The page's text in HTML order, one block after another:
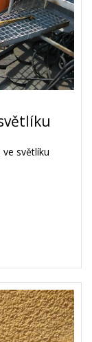
světlíku